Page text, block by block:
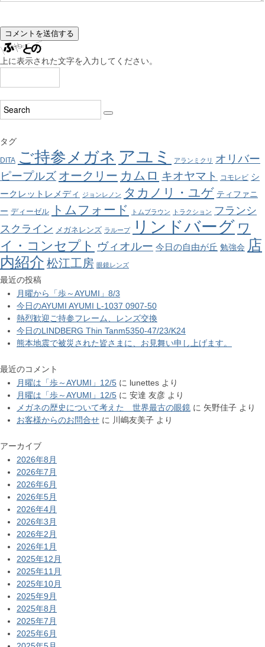
上に表示された文字を入力してください。
タグ
DITA ご持参メガネ アユミ アランミクリ
オリバー
ピープルズ オークリー カムロ キオヤマト コモレビ シ
ークレットレメディ
ジョンレノン タカノリ・ユゲ ティファニ
ー ディーゼル トムフォード トムブラウン トラクション フランシ
スクライン メガネレンズ ラループ リンドバーグ ワ
イ・コンセプト ヴィオルー 今日の自由が丘 勉強会 店
内紹介 松江工房 眼鏡レンズ
最近の投稿
月曜から「歩～AYUMI」8/3
今日のAYUMI AYUMI L-1037 0907-50
熱烈歓迎ご持参フレーム、レンズ交換
今日のLINDBERG Thin Tanm5350-47/23/K24
熊本地震で被災された皆さまに、お見舞い申し上げます。
最近のコメント
月曜は「歩～AYUMI」12/5 に lunettes より
月曜は「歩～AYUMI」12/5 に 安達 友彦 より
メガネの歴史について考えた 世界最古の眼鏡 に 矢野佳子 より
お客様からのお問合せ に 川嶋友美子 より
アーカイブ
2026年8月
2026年7月
2026年6月
2026年5月
2026年4月
2026年3月
2026年2月
2026年1月
2025年12月
2025年11月
2025年10月
2025年9月
2025年8月
2025年7月
2025年6月